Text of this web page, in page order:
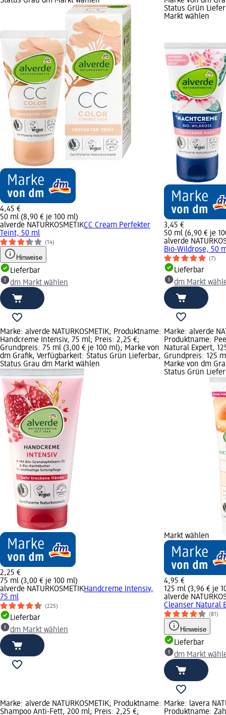
4,45 €
50 ml (8,90 € je 100 ml)
alverde NATURKOSMETIKCC Cream Perfekter
Teint, 50 ml
(14)
Hinweise
Lieferbar
dm Markt wählen
Status Grün
Markt wählen
3,45 €
50 ml (6,90 € je
alverde
Bio-Wildrose, 50
(7)
Lieferbar
dm Markt
Marke: alverde NATURKOSMETIK; Produktname:
Handcreme Intensiv, 75 ml; Preis: 2,25 €;
Grundpreis: 75 ml (3,00 € je 100 ml); Marke von
dm Grafik; Verfügbarkeit: Status Grün Lieferbar,
Status Grau dm Markt wählen
2,25 €
75 ml (3,00 € je 100 ml)
alverde NATURKOSMETIKHandcreme Intensiv,
75 ml
(225)
Lieferbar
dm Markt wählen
Marke: alverde
Produktname:
Natural Expert,
Grundpreis: 125
Marke von dm
Status Grün
Markt wählen
4,95 €
125 ml (3,96 € je
alverde
Cleanser Natural
(81)
Hinweise
Lieferbar
dm Markt
Marke: alverde NATURKOSMETIK; Produktname:
Shampoo Anti-Fett, 200 ml; Preis: 2,25 €;
Marke: lavera
Produktname: